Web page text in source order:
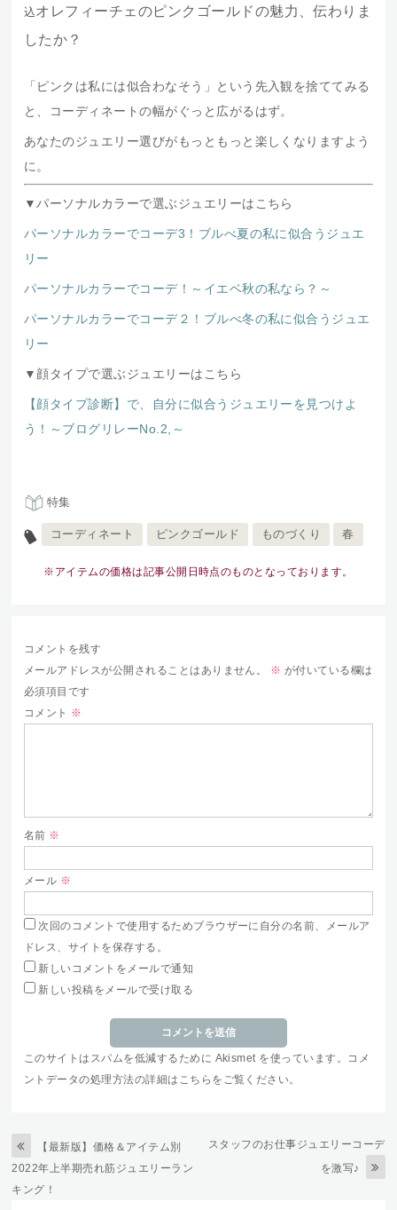
込オレフィーチェのピンクゴールドの魅力、伝わりま
したか？
「ピンクは私には似合わなそう」という先入観を捨ててみる
と、コーディネートの幅がぐっと広がるはず。
あなたのジュエリー選びがもっともっと楽しくなりますよう
に。
▼パーソナルカラーで選ぶジュエリーはこちら
パーソナルカラーでコーデ3！ブルべ夏の私に似合うジュエ
リー
パーソナルカラーでコーデ！～イエベ秋の私なら？～
パーソナルカラーでコーデ２！ブルべ冬の私に似合うジュエ
リー
▼顔タイプで選ぶジュエリーはこちら
【顔タイプ診断】で、自分に似合うジュエリーを見つけよ
う！～ブログリレーNo.2,～
特集
コーディネート ピンクゴールド ものづくり 春
※アイテムの価格は記事公開日時点のものとなっております。
コメントを残す
メールアドレスが公開されることはありません。
※ が付いている欄は
必須項目です
コメント ※
名前 ※
メール ※
次回のコメントで使用するためブラウザーに自分の名前、メールア
ドレス、サイトを保存する。
新しいコメントをメールで通知
新しい投稿をメールで受け取る
このサイトはスパムを低減するために Akismet を使っています。
コメ
ントデータの処理方法の詳細はこちらをご覧ください。
【最新版】価格＆アイテム別
2022年上半期売れ筋ジュエリーラン
キング！
スタッフのお仕事ジュエリーコーデ
を激写♪